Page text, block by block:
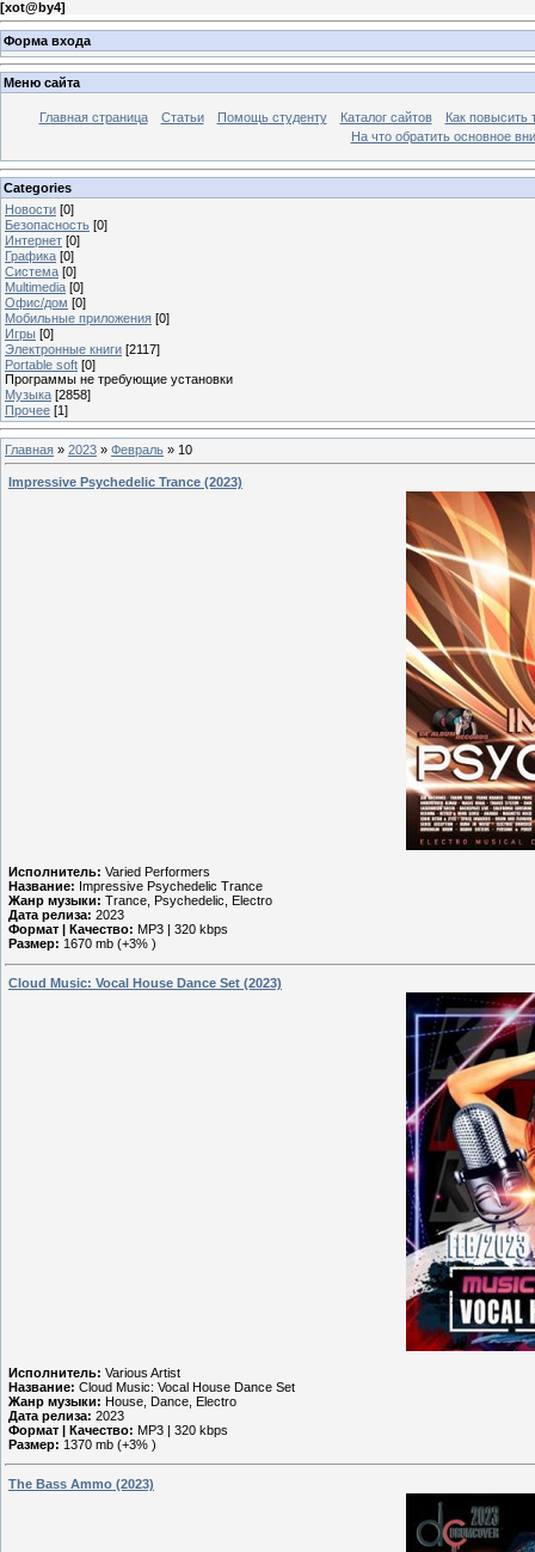
[xot@by4]
Форма входа
Меню сайта
Главная страница Статьи Помощь студенту Каталог сайтов
Как повысить
На что обратить основное
Categories
Новости [0]
Безопасность [0]
Интернет [0]
Графика [0]
Система [0]
Multimedia [0]
Офис/дом [0]
Мобильные приложения [0]
Игры [0]
Электронные книги [2117]
Portable soft [0]
Программы не требующие установки
Музыка [2858]
Прочее [1]
Главная » 2023 » Февраль » 10
Impressive Psychedelic Trance (2023)
Исполнитель: Varied Performers
Название: Impressive Psychedelic Trance
Жанр музыки: Trance, Psychedelic, Electro
Дата релиза: 2023
Формат | Качество: MP3 | 320 kbps
Размер: 1670 mb (+3% )
Cloud Music: Vocal House Dance Set (2023)
Исполнитель: Various Artist
Название: Cloud Music: Vocal House Dance Set
Жанр музыки: House, Dance, Electro
Дата релиза: 2023
Формат | Качество: MP3 | 320 kbps
Размер: 1370 mb (+3% )
The Bass Ammo (2023)